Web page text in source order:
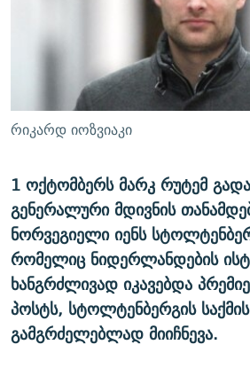
ᲛᲝᲚᲐᲞᲐᲠᲐᲙᲔ ᲢᲔᲥᲡᲢᲔᲑᲘ
ᲨᲘᲜ - ᲣᲪᲮᲝᲔᲗᲨᲘ
ᲚᲘᲢᲔᲠᲐᲢᲣᲠᲣᲚᲘ ᲬᲐᲮᲜᲐᲒᲔᲑᲘ
ᲐᲛᲔᲠᲘᲙᲣᲚᲘ ᲛᲝᲗᲮᲠᲝᲑᲐ
ᲘᲛᲞᲔᲠᲘᲐ ᲓᲐ ᲠᲐᲓᲘᲝ
ᲩᲔᲛᲘ ᲡᲘᲙᲕᲓᲘᲚᲘᲡ ᲛᲘᲖᲔᲖᲘᲐ COVID-19
11 ᲬᲔᲚᲘ - 11 ᲐᲛᲑᲐᲕᲘ
ᲡᲐᲞᲐᲠᲚᲐᲛᲔᲜᲢᲝ ᲐᲠᲩᲔᲕᲜᲔᲑᲘᲡ ᲘᲡᲢᲝᲠᲘᲐ
ᲑᲐᲕᲨᲕᲔᲑᲘ ᲞᲠᲝᲡᲢᲘᲢᲣᲪᲘᲐᲨᲘ -
5 ᲐᲛᲑᲐᲕᲘ - 20 ᲘᲕᲜᲘᲡᲡ ᲓᲐᲨᲐᲕᲔᲑᲣᲚᲔᲑᲘ
ᲐᲒᲕᲘᲡᲢᲝᲡ ᲝᲛᲘ
ПРИВЕТ ᲙᲣᲚᲢᲣᲠᲐ
რთე/რთ-ის ყველა საიტი
რიკარდ იოზვიაკი
1 ოქტომბერს მარკ რუტემ
გენერალური მდივნის
ნორვეგიელი იენს
რომელიც ნიდერლანდების
ხანგრძლივად იკავებდა
პოსტს, სტოლტენბერგის საქმის
გამგრძელებლად მიიჩნევა.